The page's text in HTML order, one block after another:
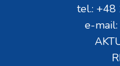
tel.:
e-mail: